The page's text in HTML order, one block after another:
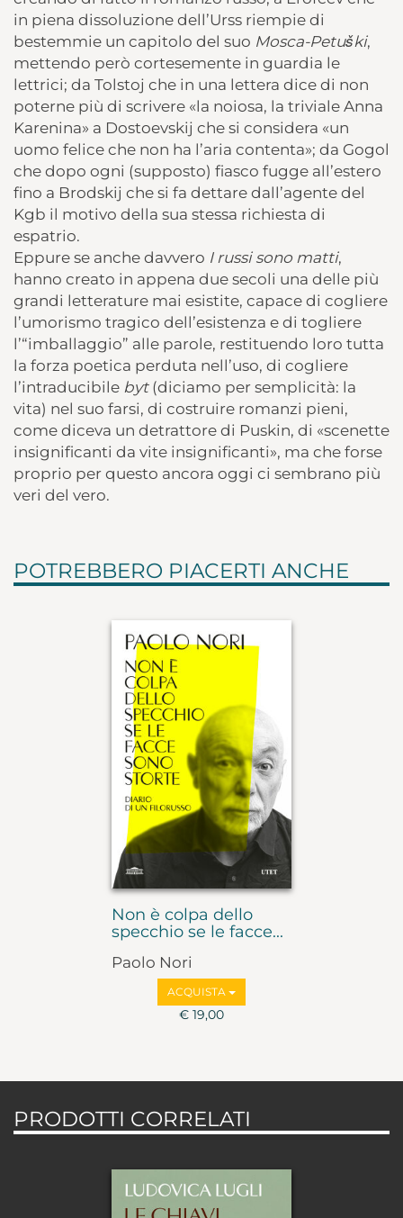
in piena dissoluzione dell’Urss riempie di
bestemmie un capitolo del suo Mosca-Petuški,
mettendo però cortesemente in guardia le
lettrici; da Tolstoj che in una lettera dice di non
poterne più di scrivere «la noiosa, la triviale Anna
Karenina» a Dostoevskij che si considera «un
uomo felice che non ha l’aria contenta»; da Gogol
che dopo ogni (supposto) fiasco fugge all’estero
fino a Brodskij che si fa dettare dall’agente del
Kgb il motivo della sua stessa richiesta di
espatrio.
Eppure se anche davvero I russi sono matti,
hanno creato in appena due secoli una delle più
grandi letterature mai esistite, capace di cogliere
l’umorismo tragico dell’esistenza e di togliere
l’“imballaggio” alle parole, restituendo loro tutta
la forza poetica perduta nell’uso, di cogliere
l’intraducibile byt(diciamo per semplicità: la
vita) nel suo farsi, di costruire romanzi pieni,
come diceva un detrattore di Puskin, di «scenette
insignificanti da vite insignificanti», ma che forse
proprio per questo ancora oggi ci sembrano più
veri del vero.
POTREBBERO PIACERTI ANCHE
Non è colpa dello
specchio se le facce...
Paolo Nori
ACQUISTA
€ 19,00
PRODOTTI CORRELATI